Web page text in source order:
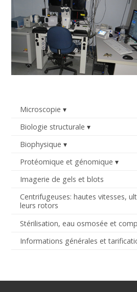
Microscopie
Biologie structurale
Biophysique
Protéomique et génomique
Imagerie de gels et blots
Centrifugeuses: hautes vitesses,
leurs rotors
Stérilisation, eau osmosée et
Informations générales et